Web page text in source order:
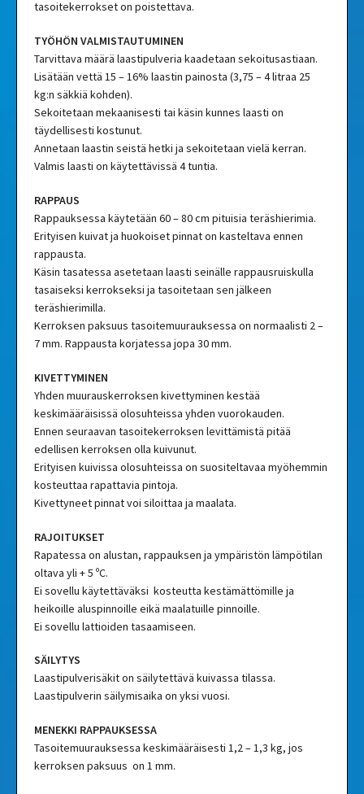
tasoitekerrokset on poistettava.
TYÖHÖN VALMISTAUTUMINEN
Tarvittava määrä laastipulveria kaadetaan sekoitusastiaan.
Lisätään vettä 15 – 16% laastin painosta (3,75 – 4 litraa 25
kg:n säkkiä kohden).
Sekoitetaan mekaanisesti tai käsin kunnes laasti on
täydellisesti kostunut.
Annetaan laastin seistä hetki ja sekoitetaan vielä kerran.
Valmis laasti on käytettävissä 4 tuntia.
RAPPAUS
Rappauksessa käytetään 60 – 80 cm pituisia teräshierimia.
Erityisen kuivat ja huokoiset pinnat on kasteltava ennen
rappausta.
Käsin tasatessa asetetaan laasti seinälle rappausruiskulla
tasaiseksi kerrokseksi ja tasoitetaan sen jälkeen
teräshierimilla.
Kerroksen paksuus tasoitemuurauksessa on normaalisti 2 –
7 mm. Rappausta korjatessa jopa 30 mm.
KIVETTYMINEN
Yhden muurauskerroksen kivettyminen kestää
keskimääräisissä olosuhteissa yhden vuorokauden.
Ennen seuraavan tasoitekerroksen levittämistä pitää
edellisen kerroksen olla kuivunut.
Erityisen kuivissa olosuhteissa on suositeltavaa myöhemmin
kosteuttaa rapattavia pintoja.
Kivettyneet pinnat voi siloittaa ja maalata.
RAJOITUKSET
Rapatessa on alustan, rappauksen ja ympäristön lämpötilan
oltava yli + 5 ºC.
Ei sovellu käytettäväksi kosteutta kestämättömille ja
heikoille aluspinnoille eikä maalatuille pinnoille.
Ei sovellu lattioiden tasaamiseen.
SÄILYTYS
Laastipulverisäkit on säilytettävä kuivassa tilassa.
Laastipulverin säilymisaika on yksi vuosi.
MENEKKI RAPPAUKSESSA
Tasoitemuurauksessa keskimääräisesti 1,2 – 1,3 kg, jos
kerroksen paksuus on 1 mm.